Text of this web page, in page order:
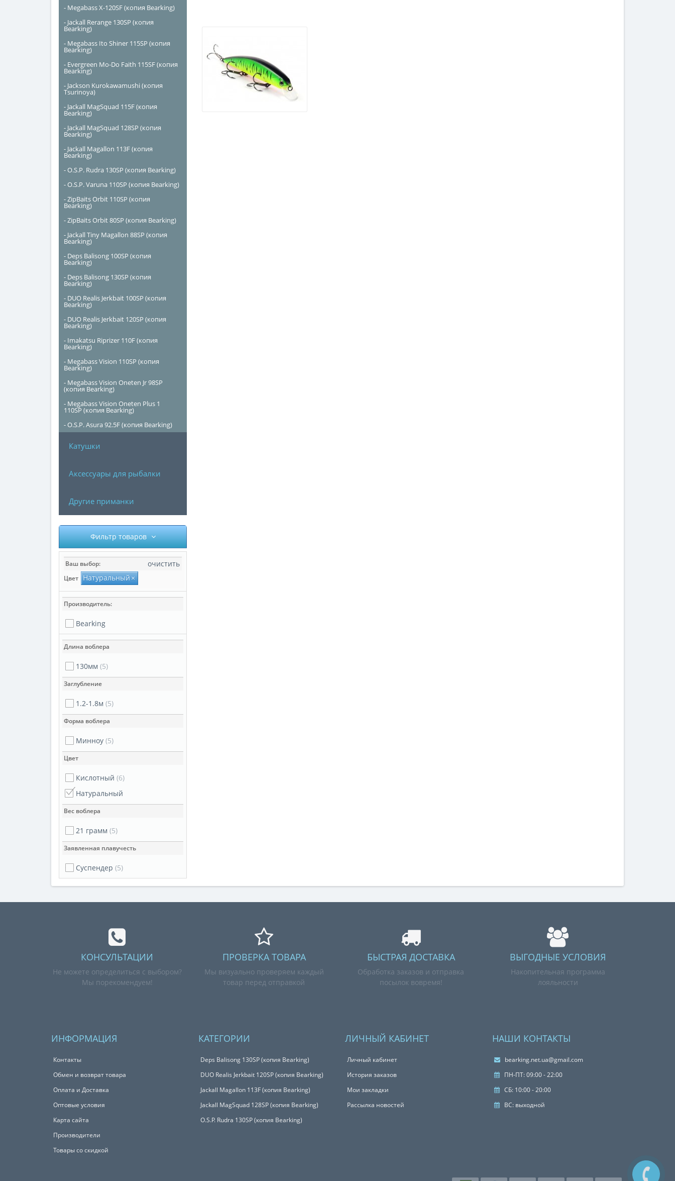
- Megabass X-120SF (копия Bearking)
- Jackall Rerange 130SP (копия
Bearking)
- Megabass Ito Shiner 115SP (копия
Bearking)
- Evergreen Mo-Do Faith 115SF (копия
Bearking)
- Jackson Kurokawamushi (копия
Tsurinoya)
- Jackall MagSquad 115F (копия
Bearking)
- Jackall MagSquad 128SP (копия
Bearking)
- Jackall Magallon 113F (копия
Bearking)
- O.S.P. Rudra 130SP (копия Bearking)
- O.S.P. Varuna 110SP (копия Bearking)
- ZipBaits Orbit 110SP (копия
Bearking)
- ZipBaits Orbit 80SP (копия Bearking)
- Jackall Tiny Magallon 88SP (копия
Bearking)
- Deps Balisong 100SP (копия
Bearking)
- Deps Balisong 130SP (копия
Bearking)
- DUO Realis Jerkbait 100SP (копия
Bearking)
- DUO Realis Jerkbait 120SP (копия
Bearking)
- Imakatsu Riprizer 110F (копия
Bearking)
- Megabass Vision 110SP (копия
Bearking)
- Megabass Vision Oneten Jr 98SP
(копия Bearking)
- Megabass Vision Oneten Plus 1
110SP (копия Bearking)
- O.S.P. Asura 92.5F (копия Bearking)
Катушки
Аксессуары для рыбалки
Другие приманки
Фильтр товаров
Ваш выбор: очистить
Цвет Натуральный×
Производитель:
Bearking
Длина воблера
130мм (5)
Заглубление
1.2-1.8м (5)
Форма воблера
Минноу (5)
Цвет
Кислотный (6)
Натуральный
Вес воблера
21 грамм (5)
Заявленная плавучесть
Суспендер (5)
КОНСУЛЬТАЦИИ
Не можете определиться с выбором?
Мы порекомендуем!
ПРОВЕРКА ТОВАРА
Мы визуально проверяем каждый
товар перед отправкой
БЫСТРАЯ ДОСТАВКА
Обработка заказов и отправка
посылок вовремя!
ВЫГОДНЫЕ УСЛОВИЯ
Накопительная программа
лояльности
ИНФОРМАЦИЯ
Контакты
Обмен и возврат товара
Оплата и Доставка
Оптовые условия
Карта сайта
Производители
Товары со скидкой
КАТЕГОРИИ
Deps Balisong 130SP (копия Bearking)
DUO Realis Jerkbait 120SP (копия Bearking)
Jackall Magallon 113F (копия Bearking)
Jackall MagSquad 128SP (копия Bearking)
O.S.P. Rudra 130SP (копия Bearking)
ЛИЧНЫЙ КАБИНЕТ
Личный кабинет
История заказов
Мои закладки
Рассылка новостей
НАШИ КОНТАКТЫ
bearking.net.ua@gmail.com
ПН-ПТ: 09:00 - 22:00
СБ: 10:00 - 20:00
ВС: выходной